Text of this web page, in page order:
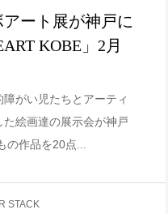
ート展が神戸に
KOBE」2月
がい児たちとアーティ
絵画達の展示会が神戸
の作品を20点...
STACK